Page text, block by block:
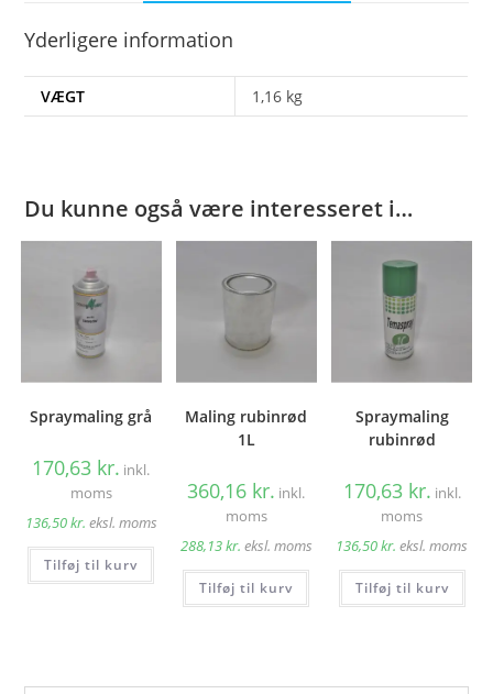
Yderligere information
VÆGT 1,16 kg
Du kunne også være interesseret i…
Spraymaling grå
170,63 kr. inkl.
moms
136,50kr. eksl. moms
Tilføj til kurv
Maling rubinrød
1L
360,16 kr. inkl.
moms
288,13kr. eksl. moms
Tilføj til kurv
Spraymaling
rubinrød
170,63 kr. inkl.
moms
136,50kr. eksl. moms
Tilføj til kurv